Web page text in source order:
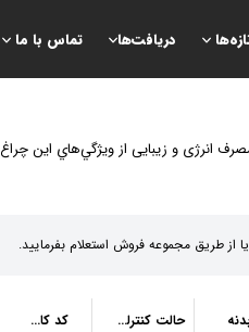
دریافت‌ها تماس با ما
انرژی و زیبایی از ويژگي‌هاي این چراغ
حالت كنترلي قابل سفارش كد كاتالوگ/ كد محصول